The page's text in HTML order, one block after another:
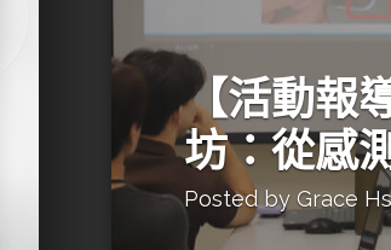
【活動報
坊：從感
Posted by Grace